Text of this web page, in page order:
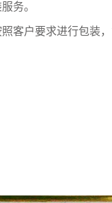
务。
客户要求进行包装，